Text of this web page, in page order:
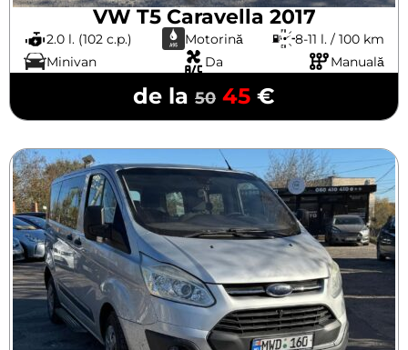
VW T5 Caravella 2017
2.0 l. (102 c.p.) Motorină
8-11 l. / 100 km
Minivan
Da Manuală
de la 50 45 €